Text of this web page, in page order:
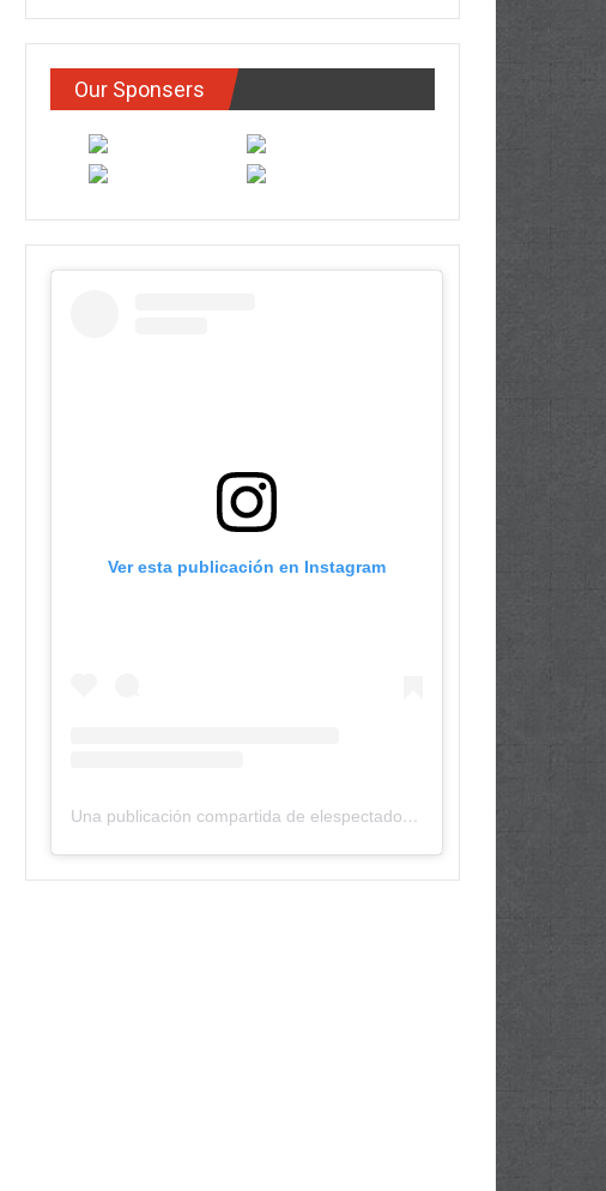
Our Sponsers
Ver esta publicación en Instagram
Una publicación compartida de elespectadordepanama (@elespectadordepanama)